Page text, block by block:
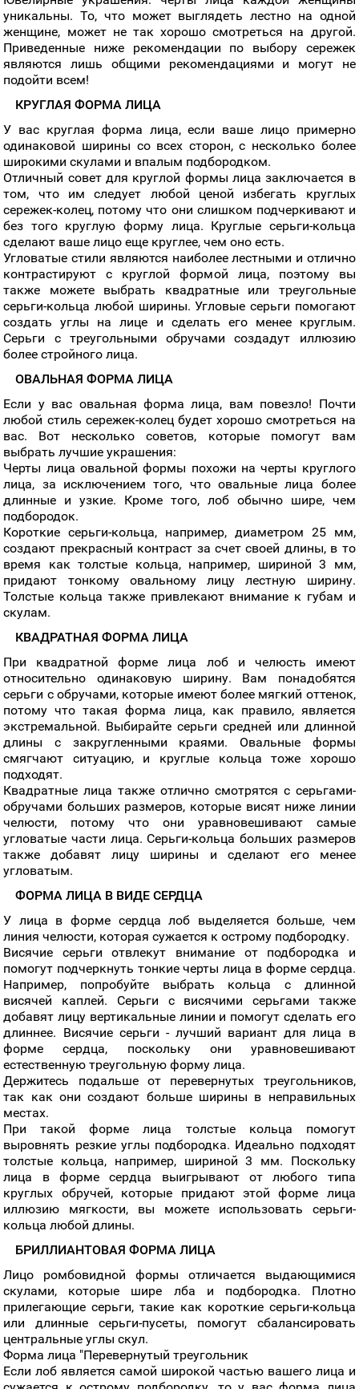
уникальны. То, что может выглядеть лестно на одной
женщине, может не так хорошо смотреться на другой.
Приведенные ниже рекомендации по выбору сережек
являются лишь общими рекомендациями и могут не
подойти всем!
КРУГЛАЯ ФОРМА ЛИЦА
У вас круглая форма лица, если ваше лицо примерно
одинаковой ширины со всех сторон, с несколько более
широкими скулами и впалым подбородком.
Отличный совет для круглой формы лица заключается в
том, что им следует любой ценой избегать круглых
сережек-колец, потому что они слишком подчеркивают и
без того круглую форму лица. Круглые серьги-кольца
сделают ваше лицо еще круглее, чем оно есть.
Угловатые стили являются наиболее лестными и отлично
контрастируют с круглой формой лица, поэтому вы
также можете выбрать квадратные или треугольные
серьги-кольца любой ширины. Угловые серьги помогают
создать углы на лице и сделать его менее круглым.
Серьги с треугольными обручами создадут иллюзию
более стройного лица.
ОВАЛЬНАЯ ФОРМА ЛИЦА
Если у вас овальная форма лица, вам повезло! Почти
любой стиль сережек-колец будет хорошо смотреться на
вас. Вот несколько советов, которые помогут вам
выбрать лучшие украшения:
Черты лица овальной формы похожи на черты круглого
лица, за исключением того, что овальные лица более
длинные и узкие. Кроме того, лоб обычно шире, чем
подбородок.
Короткие серьги-кольца, например, диаметром 25 мм,
создают прекрасный контраст за счет своей длины, в то
время как толстые кольца, например, шириной 3 мм,
придают тонкому овальному лицу лестную ширину.
Толстые кольца также привлекают внимание к губам и
скулам.
КВАДРАТНАЯ ФОРМА ЛИЦА
При квадратной форме лица лоб и челюсть имеют
относительно одинаковую ширину. Вам понадобятся
серьги с обручами, которые имеют более мягкий оттенок,
потому что такая форма лица, как правило, является
экстремальной. Выбирайте серьги средней или длинной
длины с закругленными краями. Овальные формы
смягчают ситуацию, и круглые кольца тоже хорошо
подходят.
Квадратные лица также отлично смотрятся с серьгами-
обручами больших размеров, которые висят ниже линии
челюсти, потому что они уравновешивают самые
угловатые части лица. Серьги-кольца больших размеров
также добавят лицу ширины и сделают его менее
угловатым.
ФОРМА ЛИЦА В ВИДЕ СЕРДЦА
У лица в форме сердца лоб выделяется больше, чем
линия челюсти, которая сужается к острому подбородку.
Висячие серьги отвлекут внимание от подбородка и
помогут подчеркнуть тонкие черты лица в форме сердца.
Например, попробуйте выбрать кольца с длинной
висячей каплей. Серьги с висячими серьгами также
добавят лицу вертикальные линии и помогут сделать его
длиннее. Висячие серьги - лучший вариант для лица в
форме сердца, поскольку они уравновешивают
естественную треугольную форму лица.
Держитесь подальше от перевернутых треугольников,
так как они создают больше ширины в неправильных
местах.
При такой форме лица толстые кольца помогут
выровнять резкие углы подбородка. Идеально подходят
толстые кольца, например, шириной 3 мм. Поскольку
лица в форме сердца выигрывают от любого типа
круглых обручей, которые придают этой форме лица
иллюзию мягкости, вы можете использовать серьги-
кольца любой длины.
БРИЛЛИАНТОВАЯ ФОРМА ЛИЦА
Лицо ромбовидной формы отличается выдающимися
скулами, которые шире лба и подбородка. Плотно
прилегающие серьги, такие как короткие серьги-кольца
или длинные серьги-пусеты, помогут сбалансировать
центральные углы скул.
Форма лица "Перевернутый треугольник
Если лоб является самой широкой частью вашего лица и